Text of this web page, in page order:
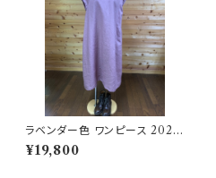
ラベンダー色 ワンピース 2025
06251751
¥19,800